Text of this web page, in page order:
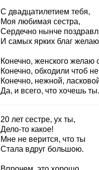
С двадцатилетием тебя,
Моя любимая сестра,
Сердечно нынче
И самых ярких благ
Конечно, женского желаю
Конечно, обходили чтоб
Конечно, нежной,
Да, и всего, что хочешь ты.
20 лет сестре, ух ты,
Дело-то какое!
Мне не верится, что ты
Стала вдруг большою.